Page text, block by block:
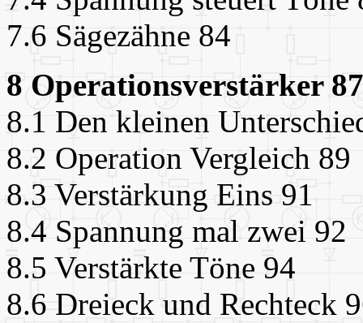
7.6 Sägezähne 84
8 Operationsverstärker 87
8.1 Den kleinen
8.2 Operation Vergleich 89
8.3 Verstärkung Eins 91
8.4 Spannung mal zwei 92
8.5 Verstärkte Töne 94
8.6 Dreieck und Rechteck